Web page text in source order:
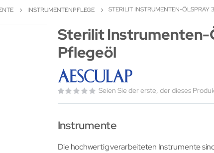
INSTRUMENTENPFLEGE STERILIT INSTRUMENTEN-ÖLSPRAY
Zum
Anfang
Bildergalerie
springen
Sterilit Instrumenten-
Pflegeöl
Seien Sie der erste, der dieses
Instrumente
Die hochwertig verarbeiteten Instrumente